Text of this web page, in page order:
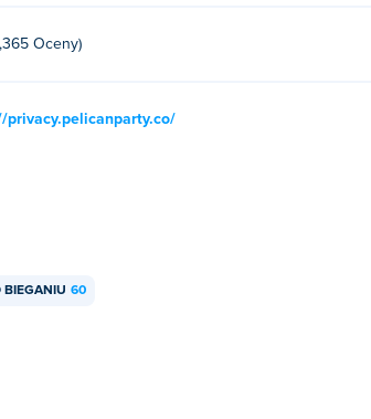
Oceny)
privacy.pelicanparty.co/
BIEGANIU 60